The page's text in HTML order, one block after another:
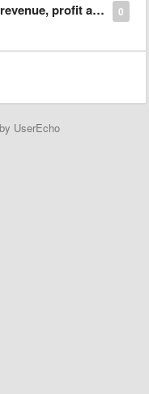
0
and share growth
by UserEcho